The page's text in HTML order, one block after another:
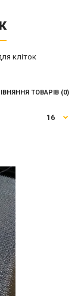
кліток
ТОВАРІВ (0)